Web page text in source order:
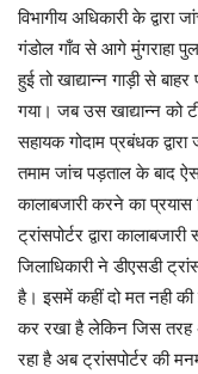
विभागीय अधिकारी के द्वारा
गंडोल गाँव से आगे मुंगराहा
हुई तो खाद्यान्न गाड़ी से
गया। जब उस खाद्यान्न को
सहायक गोदाम प्रबंधक द्वारा
तमाम जांच पड़ताल के बाद
कालाबजारी करने का प्रयास
ट्रांसपोर्टर द्वारा
जिलाधिकारी ने डीएसडी
है। इसमें कहीं दो मत नही की
कर रखा है लेकिन जिस तरह
रहा है अब ट्रांसपोर्टर की